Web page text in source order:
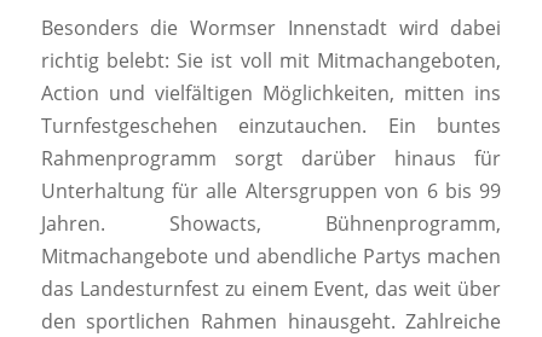
Besonders die Wormser Innenstadt wird dabei
richtig belebt: Sie ist voll mit Mitmachangeboten,
Action und vielfältigen Möglichkeiten, mitten ins
Turnfestgeschehen einzutauchen. Ein buntes
Rahmenprogramm sorgt darüber hinaus für
Unterhaltung für alle Altersgruppen von 6 bis 99
Jahren. Showacts, Bühnenprogramm,
Mitmachangebote und abendliche Partys machen
das Landesturnfest zu einem Event, das weit über
den sportlichen Rahmen hinausgeht. Zahlreiche